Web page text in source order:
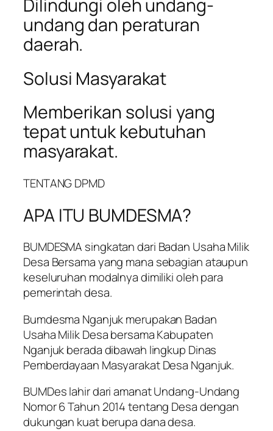
Dilindungi oleh undang-
undang dan peraturan
daerah.
Solusi Masyarakat
Memberikan solusi yang
tepat untuk kebutuhan
masyarakat.
TENTANG DPMD
APA ITU BUMDESMA?
BUMDESMA singkatan dari Badan Usaha Milik
Desa Bersama yang mana sebagian ataupun
keseluruhan modalnya dimiliki oleh para
pemerintah desa.
Bumdesma Nganjuk merupakan Badan
Usaha Milik Desa bersama Kabupaten
Nganjuk berada dibawah lingkup Dinas
Pemberdayaan Masyarakat Desa Nganjuk.
BUMDes lahir dari amanat Undang-Undang
Nomor 6 Tahun 2014 tentang Desa dengan
dukungan kuat berupa dana desa.